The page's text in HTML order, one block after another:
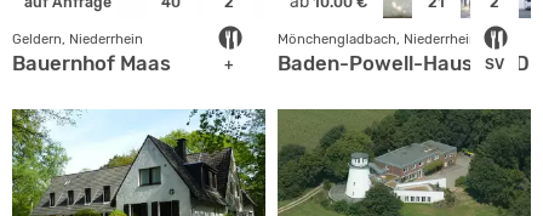
+
Geldern, Niederrhein
Bauernhof Maas SV
Mönchengladbach, Niederrhein
Baden-Powell-Haus der